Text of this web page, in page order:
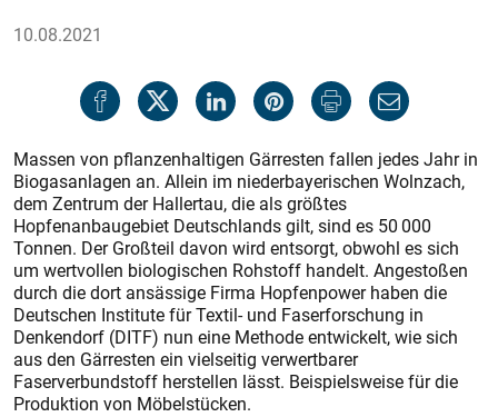
10.08.2021
Massen von pflanzenhaltigen Gärresten fallen jedes Jahr in
Biogasanlagen an. Allein im niederbayerischen Wolnzach,
dem Zentrum der Hallertau, die als größtes
Hopfenanbaugebiet Deutschlands gilt, sind es 50 000
Tonnen. Der Großteil davon wird entsorgt, obwohl es sich
um wertvollen biologischen Rohstoff handelt. Angestoßen
durch die dort ansässige Firma Hopfenpower haben die
Deutschen Institute für Textil- und Faserforschung in
Denkendorf (DITF) nun eine Methode entwickelt, wie sich
aus den Gärresten ein vielseitig verwertbarer
Faserverbundstoff herstellen lässt. Beispielsweise für die
Produktion von Möbelstücken.